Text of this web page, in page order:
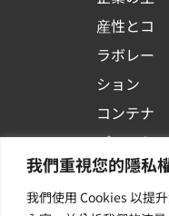
我們重視您的隱私
我們使用 Cookies 以提
産性とコ
ラボレー
ション
コンテナ
プラット
フォーム
活用